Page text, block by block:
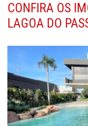
CONFIRA OS
LAGOA DO